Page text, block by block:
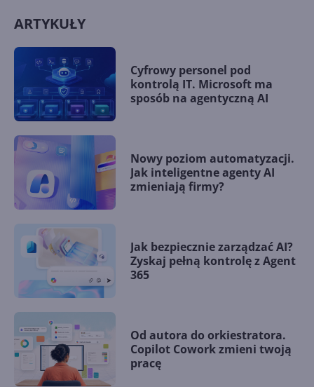
ARTYKUŁY
Cyfrowy personel pod
kontrolą IT. Microsoft ma
sposób na agentyczną AI
Nowy poziom automatyzacji.
Jak inteligentne agenty AI
zmieniają firmy?
Jak bezpiecznie zarządzać AI?
Zyskaj pełną kontrolę z Agent
365
Od autora do orkiestratora.
Copilot Cowork zmieni twoją
pracę